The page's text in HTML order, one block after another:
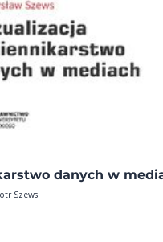
danych w
Szews